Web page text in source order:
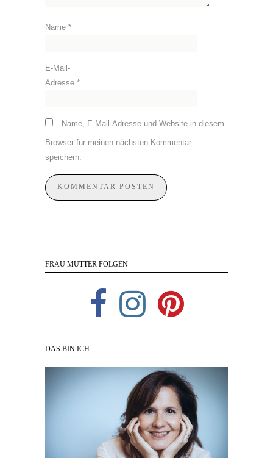
Name *
E-Mail-
Adresse *
Name, E-Mail-Adresse und Website in diesem
Browser für meinen nächsten Kommentar
speichern.
FRAU MUTTER FOLGEN
DAS BIN ICH